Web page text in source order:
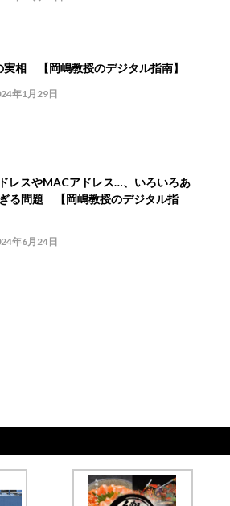
実相 【岡嶋教授のデジタル指南】
年1月29日
レスやMACアドレス…、いろいろあ
る問題 【岡嶋教授のデジタル指
年6月24日